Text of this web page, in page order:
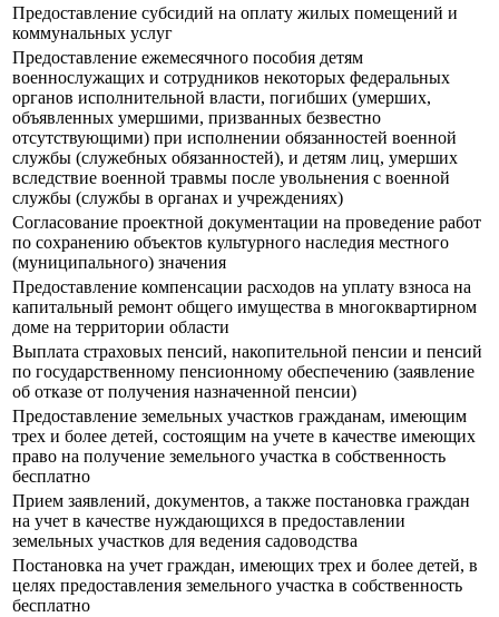
Предоставление субсидий на оплату жилых помещений и
коммунальных услуг
Предоставление ежемесячного пособия детям
военнослужащих и сотрудников некоторых федеральных
органов исполнительной власти, погибших (умерших,
объявленных умершими, призванных безвестно
отсутствующими) при исполнении обязанностей военной
службы (служебных обязанностей), и детям лиц, умерших
вследствие военной травмы после увольнения с военной
службы (службы в органах и учреждениях)
Согласование проектной документации на проведение работ
по сохранению объектов культурного наследия местного
(муниципального) значения
Предоставление компенсации расходов на уплату взноса на
капитальный ремонт общего имущества в многоквартирном
доме на территории области
Выплата страховых пенсий, накопительной пенсии и пенсий
по государственному пенсионному обеспечению (заявление
об отказе от получения назначенной пенсии)
Предоставление земельных участков гражданам, имеющим
трех и более детей, состоящим на учете в качестве имеющих
право на получение земельного участка в собственность
бесплатно
Прием заявлений, документов, а также постановка граждан
на учет в качестве нуждающихся в предоставлении
земельных участков для ведения садоводства
Постановка на учет граждан, имеющих трех и более детей, в
целях предоставления земельного участка в собственность
бесплатно